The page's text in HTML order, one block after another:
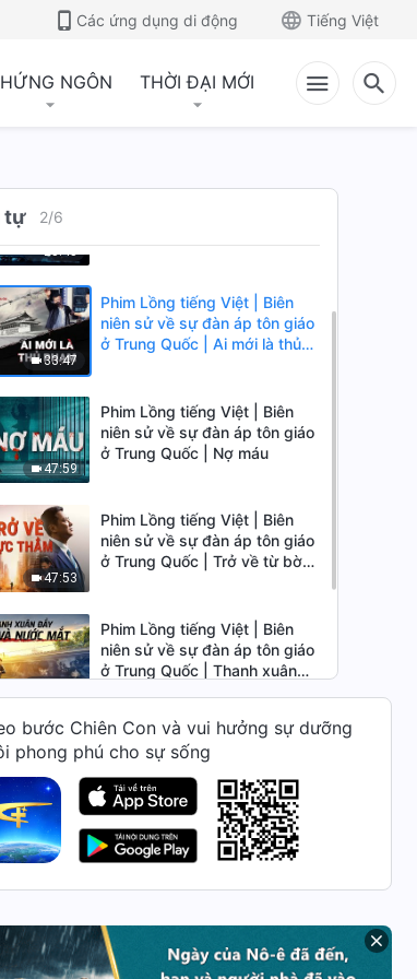
Các ứng dụng di động Tiếng Việt
NGÔN THỜI ĐẠI MỚI
tự 2/6
25:45
Phim Lồng tiếng Việt | Biên
33:47
Phim Lồng tiếng Việt | Biên
niên sử về sự đàn áp tôn giáo
ở Trung Quốc | Ai mới là thủ
47:59
Phim Lồng tiếng Việt | Biên
niên sử về sự đàn áp tôn giáo
ở Trung Quốc | Nợ máu
47:53
Phim Lồng tiếng Việt | Biên
niên sử về sự đàn áp tôn giáo
ở Trung Quốc | Trở về từ bờ
Phim Lồng tiếng Việt | Biên
niên sử về sự đàn áp tôn giáo
ở Trung Quốc | Thanh xuân
50:15
Phim Lồng tiếng Việt | Biên
niên sử về sự đàn áp tôn giáo
ở Trung Quốc | Những vết sẹo
bước Chiên Con và vui hưởng sự dưỡng
phong phú cho sự sống